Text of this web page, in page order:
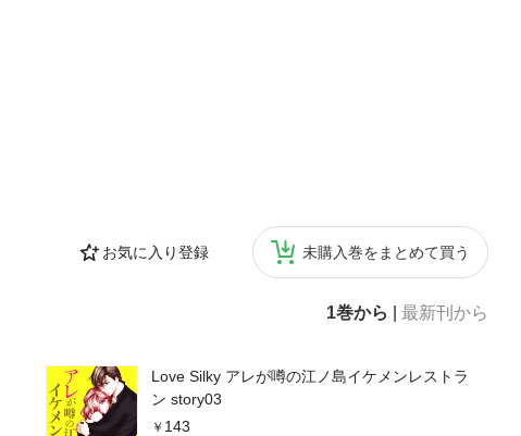
お気に入り登録 未購入巻をまとめて買う
1巻から 最新刊から
Love Silky アレが噂の江ノ島イケメンレストラ
ン story03
143